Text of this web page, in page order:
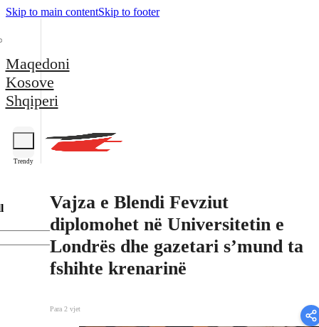
Skip to main contentSkip to footer
Maqedoni
Kosove
Shqiperi
Trendy
Vajza e Blendi Fevziut
diplomohet në Universitetin e
Londrës dhe gazetari s’mund ta
fshihte krenarinë
Para 2 vjet